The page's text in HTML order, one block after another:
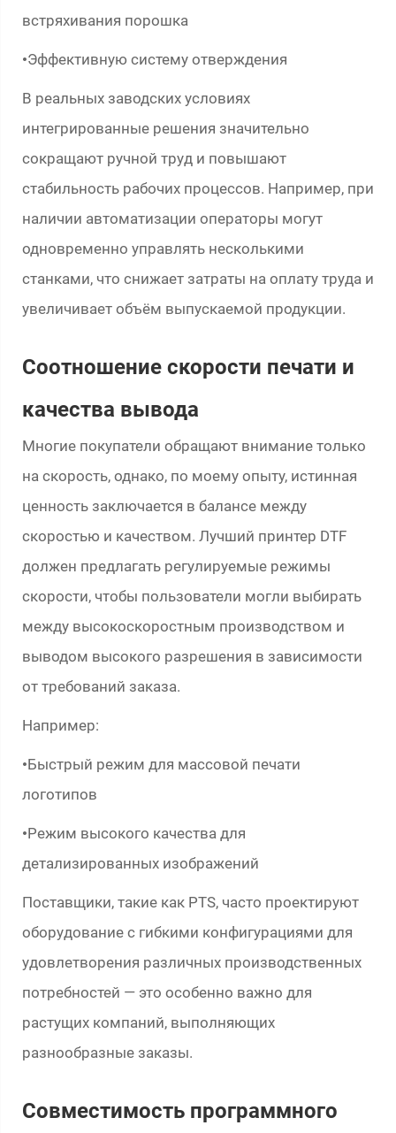
встряхивания порошка
•Эффективную систему отверждения
В реальных заводских условиях
интегрированные решения значительно
сокращают ручной труд и повышают
стабильность рабочих процессов. Например, при
наличии автоматизации операторы могут
одновременно управлять несколькими
станками, что снижает затраты на оплату труда и
увеличивает объём выпускаемой продукции.
Соотношение скорости печати и
качества вывода
Многие покупатели обращают внимание только
на скорость, однако, по моему опыту, истинная
ценность заключается в балансе между
скоростью и качеством. Лучший принтер DTF
должен предлагать регулируемые режимы
скорости, чтобы пользователи могли выбирать
между высокоскоростным производством и
выводом высокого разрешения в зависимости
от требований заказа.
Например:
•Быстрый режим для массовой печати
логотипов
•Режим высокого качества для
детализированных изображений
Поставщики, такие как PTS, часто проектируют
оборудование с гибкими конфигурациями для
удовлетворения различных производственных
потребностей — это особенно важно для
растущих компаний, выполняющих
разнообразные заказы.
Совместимость программного